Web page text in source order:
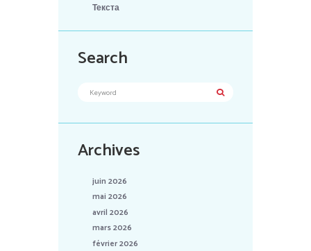
Текста
Search
Archives
juin 2026
mai 2026
avril 2026
mars 2026
février 2026